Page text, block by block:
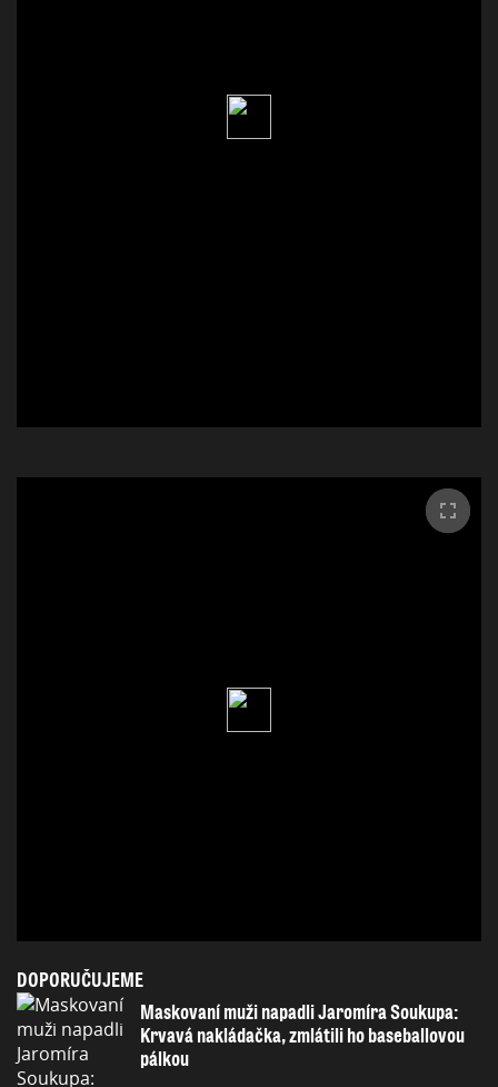
DOPORUČUJEME
Maskovaní muži napadli Jaromíra Soukupa:
Krvavá nakládačka, zmlátili ho baseballovou
pálkou